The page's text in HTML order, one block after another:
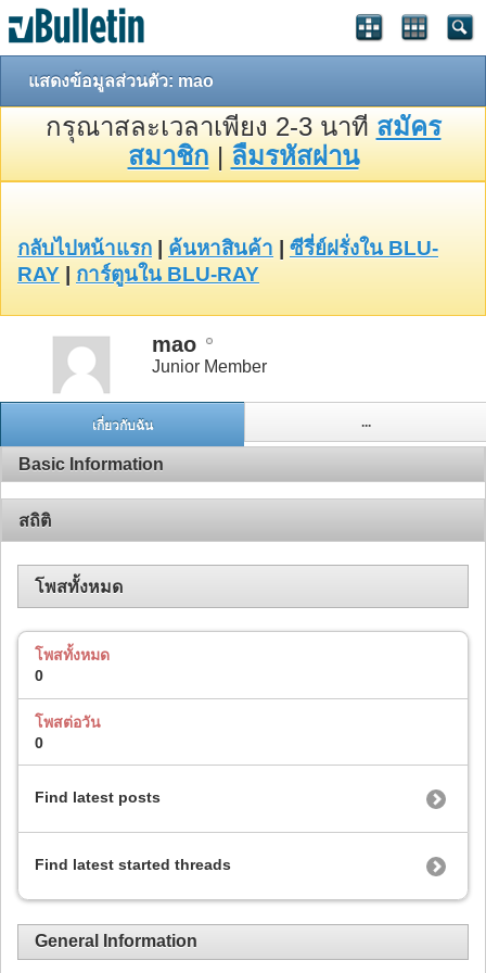
แสดงข้อมูลส่วนตัว: mao
กรุณาสละเวลาเพียง 2-3 นาที สมัคร
สมาชิก | ลืมรหัสผ่าน
กลับไปหน้าแรก ค้นหาสินค้า
ซีรี่ย์ฝรั่งใน BLU-
RAY
การ์ตูนใน BLU-RAY
mao
Junior Member
เกี่ยวกับฉัน ...
Basic Information
สถิติ
โพสทั้งหมด
โพสทั้งหมด
0
โพสต่อวัน
0
Find latest posts
Find latest started threads
General Information